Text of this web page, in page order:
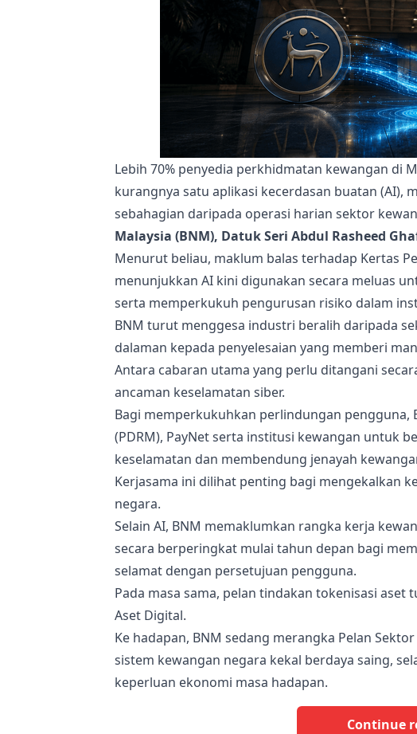
Lebih 70% penyedia perkhidmatan kewangan di
kurangnya satu aplikasi kecerdasan buatan (AI),
sebahagian daripada operasi harian sektor
Malaysia (BNM), Datuk Seri Abdul Rasheed
Menurut beliau, maklum balas terhadap Kertas
menunjukkan AI kini digunakan secara meluas
serta memperkukuh pengurusan risiko dalam
BNM turut menggesa industri beralih daripada
dalaman kepada penyelesaian yang memberi
Antara cabaran utama yang perlu ditangani
ancaman keselamatan siber.
Bagi memperkukuhkan perlindungan pengguna,
(PDRM), PayNet serta institusi kewangan untuk
keselamatan dan membendung jenayah
Kerjasama ini dilihat penting bagi mengekalkan
negara.
Selain AI, BNM memaklumkan rangka kerja
secara berperingkat mulai tahun depan bagi
selamat dengan persetujuan pengguna.
Pada masa sama, pelan tindakan tokenisasi
Aset Digital.
Ke hadapan, BNM sedang merangka Pelan
sistem kewangan negara kekal berdaya saing,
keperluan ekonomi masa hadapan.
Continue